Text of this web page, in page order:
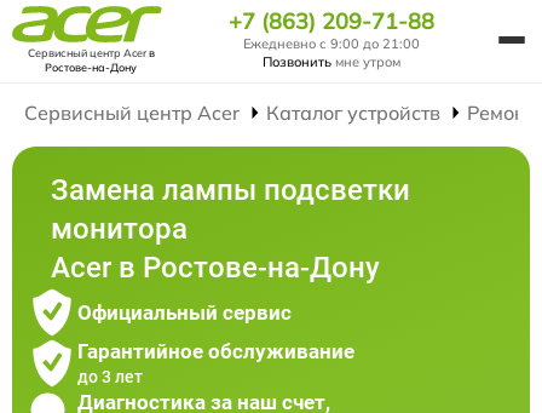
Сервисный центр Acerв
Ростове-на-Дону
+7 (863) 209-71-88
Ежедневно с 9:00 до 21:00
Позвонить мне утром
Сервисный центр Acer Каталог устройств
Замена лампы подсветки
монитора
Acer в Ростове-на-Дону
Официальный сервис
Гарантийное обслуживание
до 3 лет
Диагностика за наш счет,